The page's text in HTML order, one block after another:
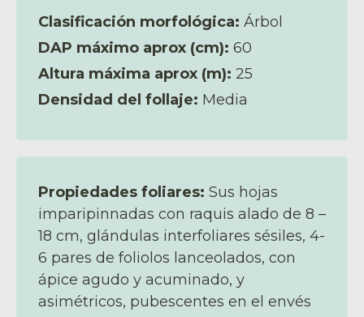
Clasificación morfológica: Árbol
DAP máximo aprox (cm): 60
Altura máxima aprox (m): 25
Densidad del follaje: Media
Propiedades foliares: Sus hojas
imparipinnadas con raquis alado de 8 –
18 cm, glándulas interfoliares sésiles, 4-
6 pares de foliolos lanceolados, con
ápice agudo y acuminado, y
asimétricos, pubescentes en el envés